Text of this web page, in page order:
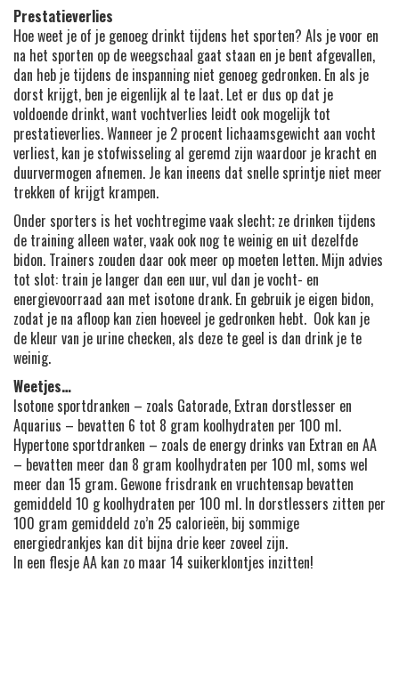
Prestatieverlies
Hoe weet je of je genoeg drinkt tijdens het sporten? Als je voor en
na het sporten op de weegschaal gaat staan en je bent afgevallen,
dan heb je tijdens de inspanning niet genoeg gedronken. En als je
dorst krijgt, ben je eigenlijk al te laat. Let er dus op dat je
voldoende drinkt, want vochtverlies leidt ook mogelijk tot
prestatieverlies. Wanneer je 2 procent lichaamsgewicht aan vocht
verliest, kan je stofwisseling al geremd zijn waardoor je kracht en
duurvermogen afnemen. Je kan ineens dat snelle sprintje niet meer
trekken of krijgt krampen.
Onder sporters is het vochtregime vaak slecht; ze drinken tijdens
de training alleen water, vaak ook nog te weinig en uit dezelfde
bidon. Trainers zouden daar ook meer op moeten letten. Mijn advies
tot slot: train je langer dan een uur, vul dan je vocht- en
energievoorraad aan met isotone drank. En gebruik je eigen bidon,
zodat je na afloop kan zien hoeveel je gedronken hebt. Ook kan je
de kleur van je urine checken, als deze te geel is dan drink je te
weinig.
Weetjes…
Isotone sportdranken – zoals Gatorade, Extran dorstlesser en
Aquarius – bevatten 6 tot 8 gram koolhydraten per 100 ml.
Hypertone sportdranken – zoals de energy drinks van Extran en AA
– bevatten meer dan 8 gram koolhydraten per 100 ml, soms wel
meer dan 15 gram. Gewone frisdrank en vruchtensap bevatten
gemiddeld 10 g koolhydraten per 100 ml. In dorstlessers zitten per
100 gram gemiddeld zo’n 25 calorieën, bij sommige
energiedrankjes kan dit bijna drie keer zoveel zijn.
In een flesje AA kan zo maar 14 suikerklontjes inzitten!